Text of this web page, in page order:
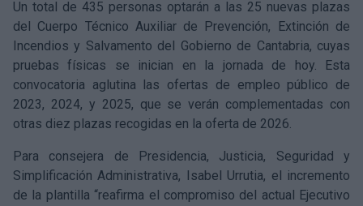
Un total de 435 personas optarán a las 25 nuevas plazas
del Cuerpo Técnico Auxiliar de Prevención, Extinción de
Incendios y Salvamento del Gobierno de Cantabria, cuyas
pruebas físicas se inician en la jornada de hoy. Esta
convocatoria aglutina las ofertas de empleo público de
2023, 2024, y 2025, que se verán complementadas con
otras diez plazas recogidas en la oferta de 2026.
Para consejera de Presidencia, Justicia, Seguridad y
Simplificación Administrativa, Isabel Urrutia, el incremento
de la plantilla “reafirma el compromiso del actual Ejecutivo